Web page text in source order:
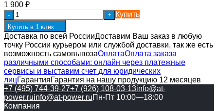
1 900 ₽
- + Купить
Купить в 1 клик
Доставка по всей РоссииДоставим Ваш заказ в любую
точку России курьером или службой доставки, так же есть
возможность самовывозаОплатаОплата заказа
различными способами: онлайн через платежные
сервисы и выставим счет для юридических
лицГарантияГарантия на нашу продукцию 12 месяцев
+7 (495) 744-39-27+7 (926) 108-03-13info@at-
power.ruinfo@at-power.ruПн-Пт 10:00—18:00
Компания